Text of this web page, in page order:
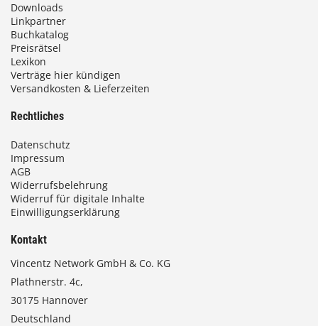
Downloads
Linkpartner
Buchkatalog
Preisrätsel
Lexikon
Verträge hier kündigen
Versandkosten & Lieferzeiten
Rechtliches
Datenschutz
Impressum
AGB
Widerrufsbelehrung
Widerruf für digitale Inhalte
Einwilligungserklärung
Kontakt
Vincentz Network GmbH & Co. KG
Plathnerstr. 4c,
30175 Hannover
Deutschland